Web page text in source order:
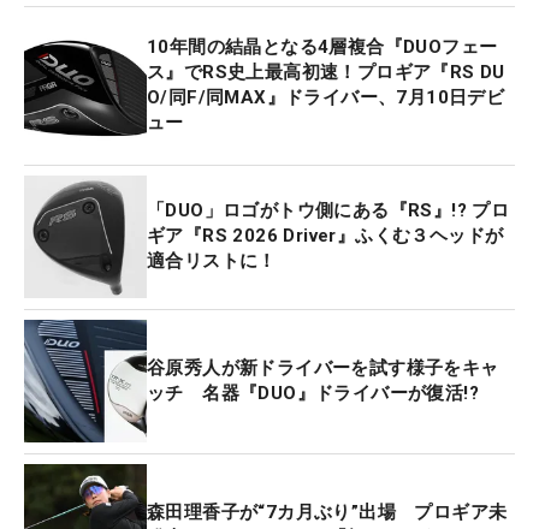
10年間の結晶となる4層複合『DUOフェー
ス』でRS史上最高初速！プロギア『RS DU
O/同F/同MAX』ドライバー、7月10日デビ
ュー
「DUO」ロゴがトウ側にある『RS』!? プロ
ギア『RS 2026 Driver』ふくむ３ヘッドが
適合リストに！
谷原秀人が新ドライバーを試す様子をキャ
ッチ 名器『DUO』ドライバーが復活!?
森田理香子が“7カ月ぶり”出場 プロギア未